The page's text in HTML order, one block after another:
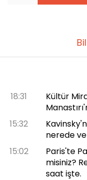
18:31
Kültür
15:32
nerede
15:02
Paris'te
misiniz?
saat işte.